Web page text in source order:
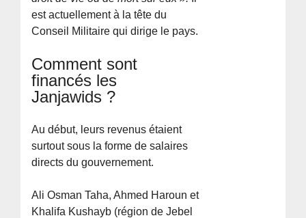
est actuellement à la tête du
Conseil Militaire qui dirige le pays.
Comment sont
financés les
Janjawids ?
Au début, leurs revenus étaient
surtout sous la forme de salaires
directs du gouvernement.
Ali Osman Taha, Ahmed Haroun et
Khalifa Kushayb (région de Jebel